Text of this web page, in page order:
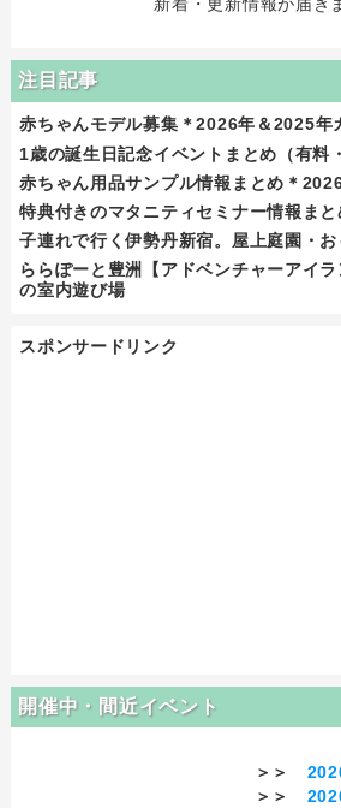
注目記事
赤ちゃんモデル募集＊2026年＆2025年
1歳の誕生日記念イベントまとめ（有料
赤ちゃん用品サンプル情報まとめ＊
特典付きのマタニティセミナー情報まと
子連れで行く伊勢丹新宿。屋上庭園・
ららぽーと豊洲【アドベンチャーアイ
の室内遊び場
スポンサードリンク
開催中・間近イベント
＞＞
＞＞